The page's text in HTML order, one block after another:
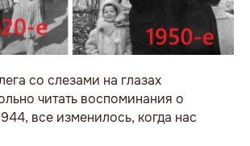
со слезами на глазах
читать воспоминания о
все изменилось, когда нас